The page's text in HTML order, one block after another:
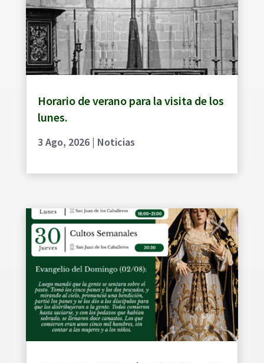
Horario de verano para la visita de los
lunes.
3 Ago, 2026| Noticias